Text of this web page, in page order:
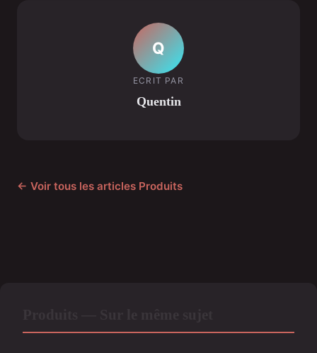
Q
ECRIT PAR
Quentin
← Voir tous les articles Produits